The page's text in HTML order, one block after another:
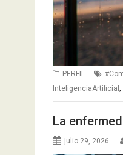
PERFIL
InteligenciaArtificial ,
La
julio 29, 2026